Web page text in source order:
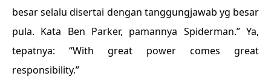
besar selalu disertai dengan tanggungjawab yg besar
pula. Kata Ben Parker, pamannya Spiderman.” Ya,
tepatnya: “With great power comes great
responsibility.”